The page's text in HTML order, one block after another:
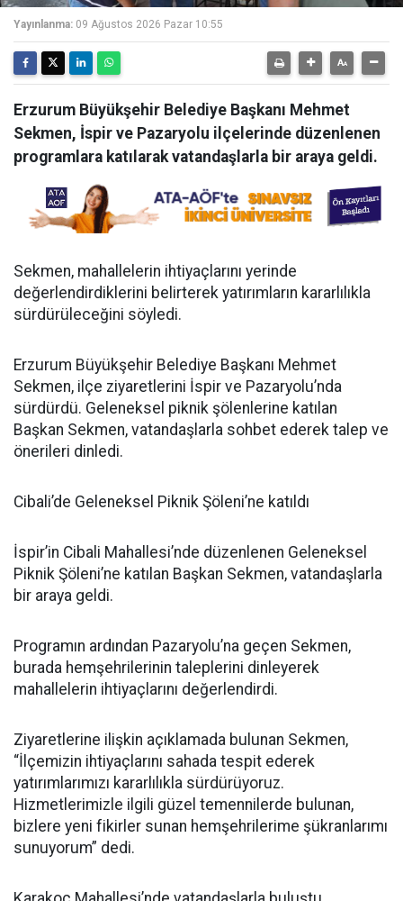
Yayınlanma: 09 Ağustos 2026 Pazar 10:55
Erzurum Büyükşehir Belediye Başkanı Mehmet
Sekmen, İspir ve Pazaryolu ilçelerinde düzenlenen
programlara katılarak vatandaşlarla bir araya geldi.
Sekmen, mahallelerin ihtiyaçlarını yerinde
değerlendirdiklerini belirterek yatırımların kararlılıkla
sürdürüleceğini söyledi.
Erzurum Büyükşehir Belediye Başkanı Mehmet
Sekmen, ilçe ziyaretlerini İspir ve Pazaryolu’nda
sürdürdü. Geleneksel piknik şölenlerine katılan
Başkan Sekmen, vatandaşlarla sohbet ederek talep ve
önerileri dinledi.
Cibali’de Geleneksel Piknik Şöleni’ne katıldı
İspir’in Cibali Mahallesi’nde düzenlenen Geleneksel
Piknik Şöleni’ne katılan Başkan Sekmen, vatandaşlarla
bir araya geldi.
Programın ardından Pazaryolu’na geçen Sekmen,
burada hemşehrilerinin taleplerini dinleyerek
mahallelerin ihtiyaçlarını değerlendirdi.
Ziyaretlerine ilişkin açıklamada bulunan Sekmen,
“İlçemizin ihtiyaçlarını sahada tespit ederek
yatırımlarımızı kararlılıkla sürdürüyoruz.
Hizmetlerimizle ilgili güzel temennilerde bulunan,
bizlere yeni fikirler sunan hemşehrilerime şükranlarımı
sunuyorum” dedi.